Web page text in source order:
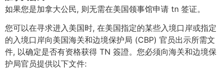
如果您是加拿大公民, 则无需在美国领事馆申请 tn 签证。
您可以在寻求进入美国时, 在美国指定的某些入境口岸或指定
的入境口岸向美国海关和边境保护局 (CBP) 官员出示所需文
件, 以确定是否有资格获得 TN 簽證。您必须向海关和边境保
护局官员提供以下文件: